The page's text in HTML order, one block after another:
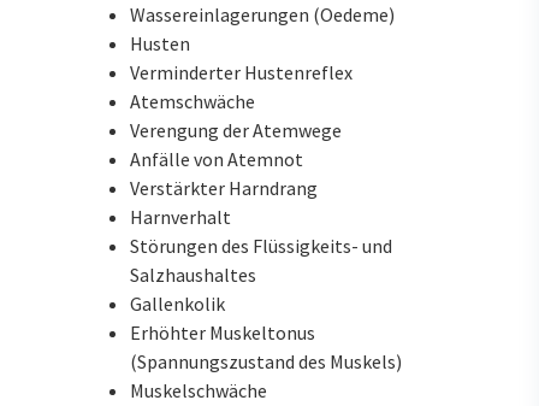
Wassereinlagerungen (Oedeme)
Husten
Verminderter Hustenreflex
Atemschwäche
Verengung der Atemwege
Anfälle von Atemnot
Verstärkter Harndrang
Harnverhalt
Störungen des Flüssigkeits- und
Salzhaushaltes
Gallenkolik
Erhöhter Muskeltonus
(Spannungszustand des Muskels)
Muskelschwäche